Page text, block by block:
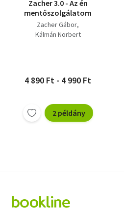
Zacher 3.0 - Az én
mentőszolgálatom
Zacher Gábor
Kálmán Norbert
4 890 Ft - 4 990 Ft
2 példány